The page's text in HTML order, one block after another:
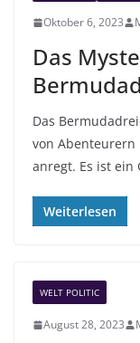
Oktober 6, 2023
Das
Das
von Abenteurern
anregt. Es ist ein
Weiterlesen
WELT POLITIC
August 28, 2023